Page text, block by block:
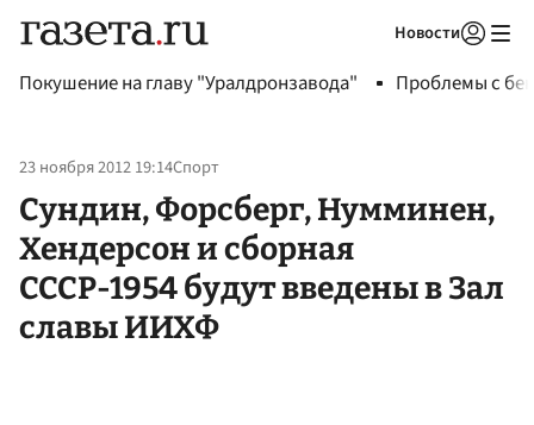
Новости
Покушение на главу "Уралдронзавода" Проблемы с
23 ноября 2012 19:14Спорт
Сундин, Форсберг, Нумминен,
Хендерсон и сборная
СССР-1954 будут введены в Зал
славы ИИХФ